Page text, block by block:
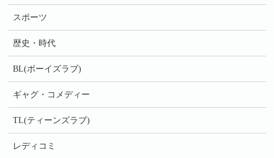
スポーツ
歴史・時代
BL(ボーイズラブ)
ギャグ・コメディー
TL(ティーンズラブ)
レディコミ